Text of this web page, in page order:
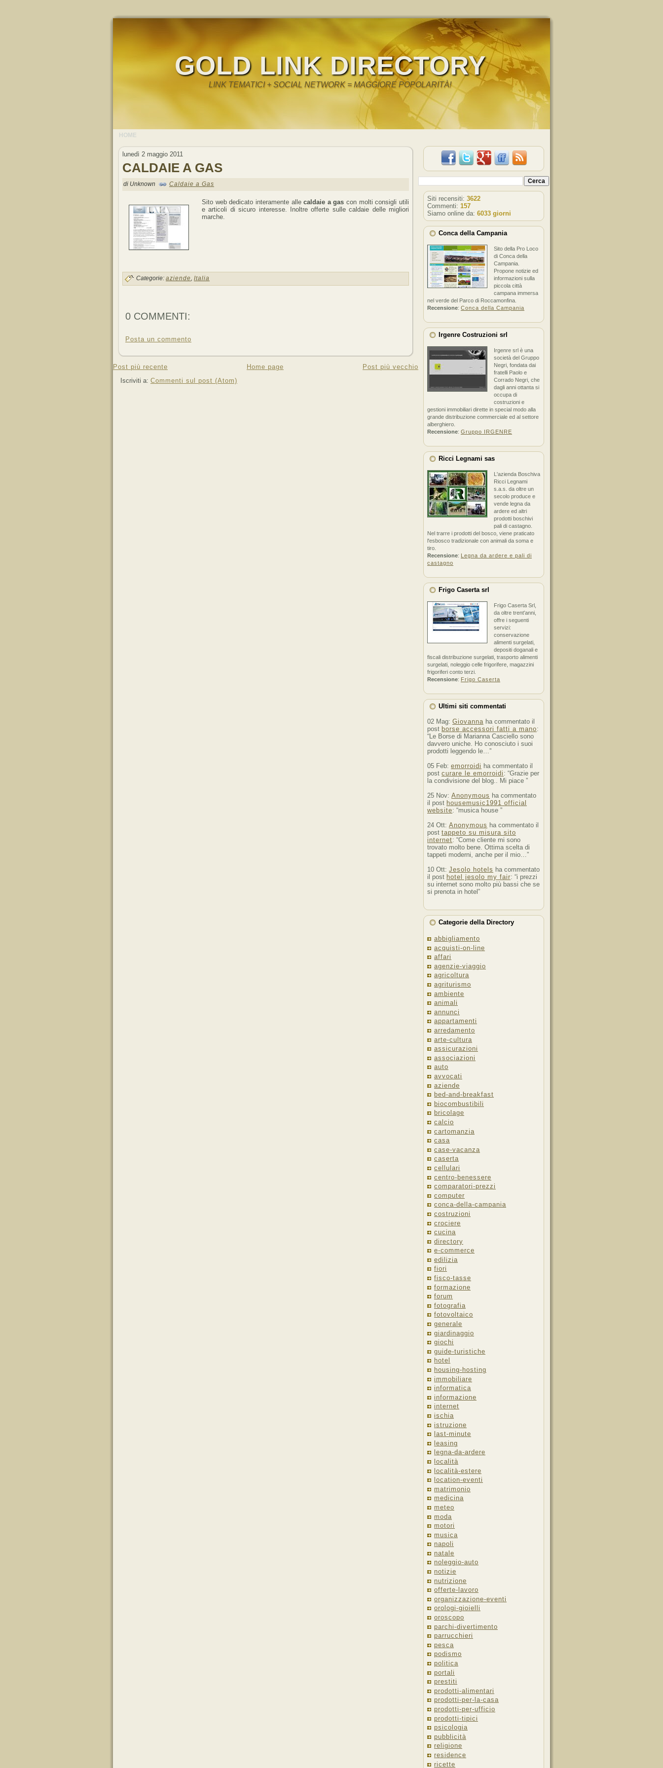
GOLD LINK DIRECTORY
LINK TEMATICI + SOCIAL NETWORK = MAGGIORE POPOLARITÀ!
HOME
lunedì 2 maggio 2011
CALDAIE A GAS
di Unknown Caldaie a Gas
Sito web dedicato interamente allecaldaie a gas con molti consigli utili
e articoli di sicuro interesse. Inoltre offerte sulle caldaie delle migliori
marche.
Categorie: aziende, Italia
0 COMMENTI:
Posta un commento
Post più recente Post più vecchio
Home page
Iscriviti a: Commenti sul post (Atom)
Siti recensiti: 3622
Commenti: 157
Siamo online da: 6033 giorni
Conca della Campania
Sito della Pro Loco
di Conca della
Campania.
Propone notizie ed
informazioni sulla
piccola città
campana immersa
nel verde del Parco di Roccamonfina.
Recensione: Conca della Campania
Irgenre Costruzioni srl
Irgenre srl è una
società del Gruppo
Negri, fondata dai
fratelli Paolo e
Corrado Negri, che
dagli anni ottanta si
occupa di
costruzioni e
gestioni immobiliari dirette in special modo alla
grande distribuzione commerciale ed al settore
alberghiero.
Recensione: Gruppo IRGENRE
Ricci Legnami sas
L'azienda Boschiva
Ricci Legnami
s.a.s. da oltre un
secolo produce e
vende legna da
ardere ed altri
prodotti boschivi
pali di castagno.
Nel trarre i prodotti del bosco, viene praticato
l'esbosco tradizionale con animali da soma e
tiro.
Recensione: Legna da ardere e pali di
castagno
Frigo Caserta srl
Frigo Caserta Srl,
da oltre trent'anni,
offre i seguenti
servizi:
conservazione
alimenti surgelati,
depositi doganali e
fiscali distribuzione surgelati, trasporto alimenti
surgelati, noleggio celle frigorifere, magazzini
frigoriferi conto terzi.
Recensione: Frigo Caserta
Ultimi siti commentati
02 Mag: Giovanna ha commentato il
post borse accessori fatti a mano:
“Le Borse di Marianna Casciello sono
davvero uniche. Ho conosciuto i suoi
prodotti leggendo le…”
05 Feb: emorroidi ha commentato il
post curare le emorroidi : “Grazie per
la condivisione del blog.. Mi piace ”
25 Nov: Anonymous ha commentato
il post housemusic1991 official
website: “musica house ”
24 Ott: Anonymous ha commentato il
post tappeto su misura sito
internet: “Come cliente mi sono
trovato molto bene. Ottima scelta di
tappeti moderni, anche per il mio…”
10 Ott: Jesolo hotels ha commentato
il post hotel jesolo my fair: “i prezzi
su internet sono molto più bassi che se
si prenota in hotel”
Categorie della Directory
abbigliamento
acquisti-on-line
affari
agenzie-viaggio
agricoltura
agriturismo
ambiente
animali
annunci
appartamenti
arredamento
arte-cultura
assicurazioni
associazioni
auto
avvocati
aziende
bed-and-breakfast
biocombustibili
bricolage
calcio
cartomanzia
casa
case-vacanza
caserta
cellulari
centro-benessere
comparatori-prezzi
computer
conca-della-campania
costruzioni
crociere
cucina
directory
e-commerce
edilizia
fiori
fisco-tasse
formazione
forum
fotografia
fotovoltaico
generale
giardinaggio
giochi
guide-turistiche
hotel
housing-hosting
immobiliare
informatica
informazione
internet
ischia
istruzione
last-minute
leasing
legna-da-ardere
località
località-estere
location-eventi
matrimonio
medicina
meteo
moda
motori
musica
napoli
natale
noleggio-auto
notizie
nutrizione
offerte-lavoro
organizzazione-eventi
orologi-gioielli
oroscopo
parchi-divertimento
parrucchieri
pesca
podismo
politica
portali
prestiti
prodotti-alimentari
prodotti-per-la-casa
prodotti-per-ufficio
prodotti-tipici
psicologia
pubblicità
religione
residence
ricette